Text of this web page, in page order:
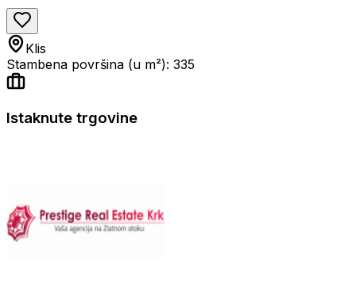
Klis
Stambena površina (u m²): 335
Istaknute trgovine